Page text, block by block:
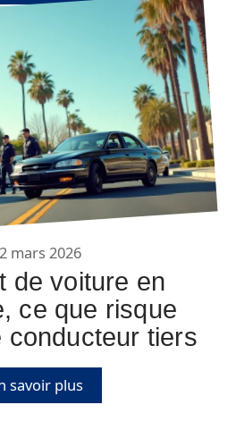
mars 2026
de voiture en
ce que risque
conducteur tiers
savoir plus